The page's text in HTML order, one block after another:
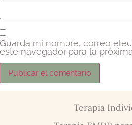
Guarda mi nombre, correo
este navegador para la
Terapia